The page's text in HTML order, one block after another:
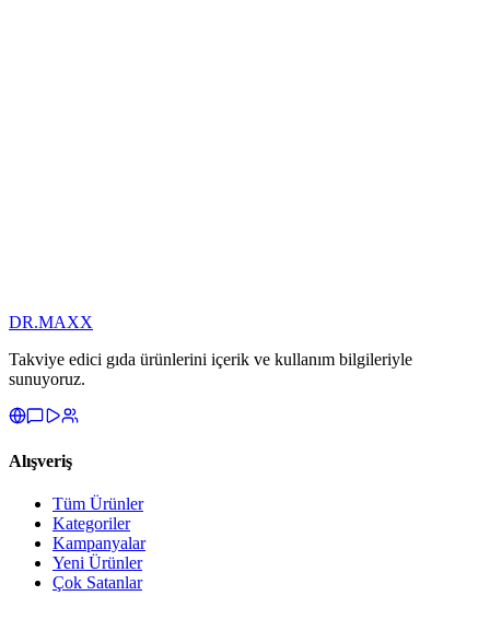
DR.MAXX
Takviye edici gıda ürünlerini içerik ve kullanım bilgileriyle
sunuyoruz.
Alışveriş
Tüm Ürünler
Kategoriler
Kampanyalar
Yeni Ürünler
Çok Satanlar